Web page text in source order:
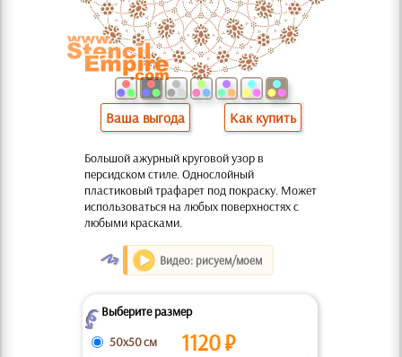
Ваша выгода Как купить
Большой ажурный круговой узор в
персидском стиле. Однослойный
пластиковый трафарет под покраску. Может
использоватьcя на любых поверхностях с
любыми красками.
O Видео: рисуем/моем
ZВыберите размер
50x50 см
1120₽